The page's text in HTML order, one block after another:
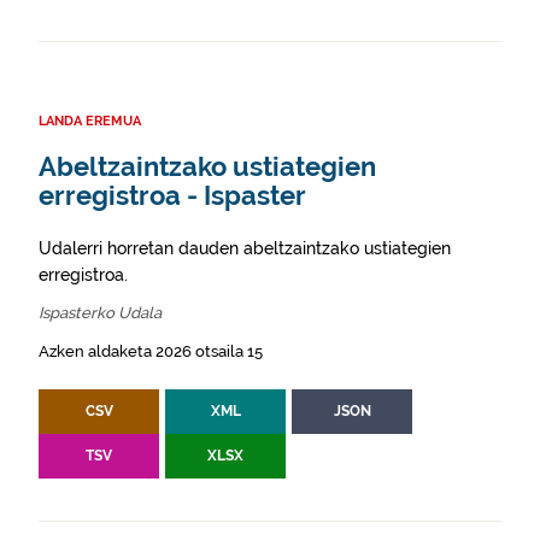
LANDA EREMUA
Abeltzaintzako ustiategien
erregistroa - Ispaster
Udalerri horretan dauden abeltzaintzako ustiategien
erregistroa.
Ispasterko Udala
Azken aldaketa 2026 otsaila 15
CSV XML JSON
TSV XLSX